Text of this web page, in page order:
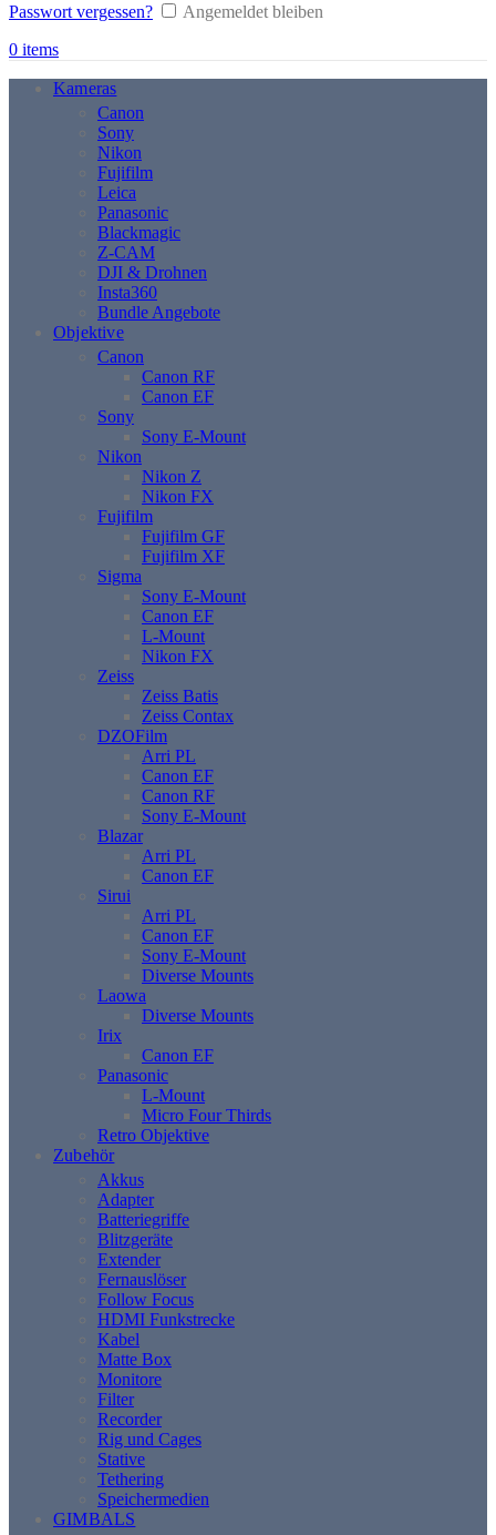
Passwort vergessen?
Angemeldet bleiben
0 items
Kameras
Canon
Sony
Nikon
Fujifilm
Leica
Panasonic
Blackmagic
Z-CAM
DJI & Drohnen
Insta360
Bundle Angebote
Objektive
Canon
Canon RF
Canon EF
Sony
Sony E-Mount
Nikon
Nikon Z
Nikon FX
Fujifilm
Fujifilm GF
Fujifilm XF
Sigma
Sony E-Mount
Canon EF
L-Mount
Nikon FX
Zeiss
Zeiss Batis
Zeiss Contax
DZOFilm
Arri PL
Canon EF
Canon RF
Sony E-Mount
Blazar
Arri PL
Canon EF
Sirui
Arri PL
Canon EF
Sony E-Mount
Diverse Mounts
Laowa
Diverse Mounts
Irix
Canon EF
Panasonic
L-Mount
Micro Four Thirds
Retro Objektive
Zubehör
Akkus
Adapter
Batteriegriffe
Blitzgeräte
Extender
Fernauslöser
Follow Focus
HDMI Funkstrecke
Kabel
Matte Box
Monitore
Filter
Recorder
Rig und Cages
Stative
Tethering
Speichermedien
GIMBALS